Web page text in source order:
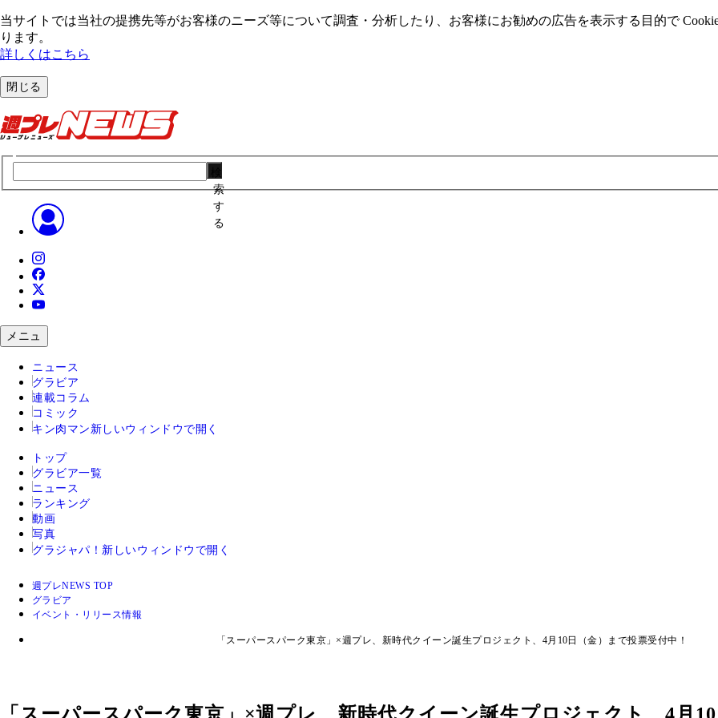
当サイトでは当社の提携先等がお客様のニーズ等について調査・分析したり、お客様にお勧めの広告を表⽰する⽬的で
ります。
詳しくはこちら
閉じる
索
す
る
メニュ
ニュース
グラビア
連載コラム
コミック
キン肉マン 新しいウィンドウで開く
トップ
グラビア一覧
ニュース
ランキング
動画
写真
グラジャパ！ 新しいウィンドウで開く
週プレNEWS TOP
グラビア
イベント・リリース情報
「スーパースパーク東京」×週プレ、新時代クイーン誕生プロジェクト、4月10日（金）まで投票受付中！
「スーパースパーク東京」×週プレ、新時代クイーン誕生プロジェクト、4月